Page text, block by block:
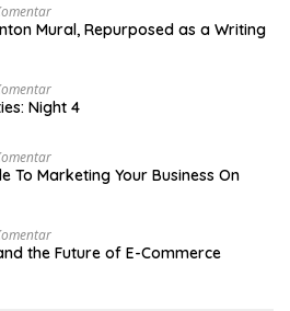
Mural, Repurposed as a Writing
Night 4
To Marketing Your Business On
the Future of E-Commerce